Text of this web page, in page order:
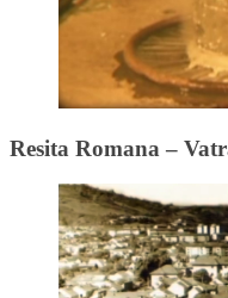
Resita Romana –